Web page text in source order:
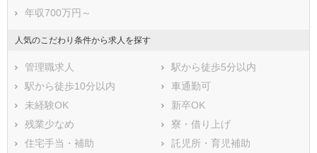
年収700万円～
人気のこだわり条件から求人を探す
管理職求人
駅から徒歩5分以内
駅から徒歩10分以内
車通勤可
未経験OK
新卒OK
残業少なめ
寮・借り上げ
住宅手当・補助
託児所・育児補助